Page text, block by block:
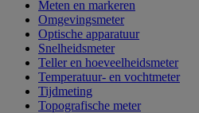
Meten en markeren
Omgevingsmeter
Optische apparatuur
Snelheidsmeter
Teller en hoeveelheidsmeter
Temperatuur- en vochtmeter
Tijdmeting
Topografische meter